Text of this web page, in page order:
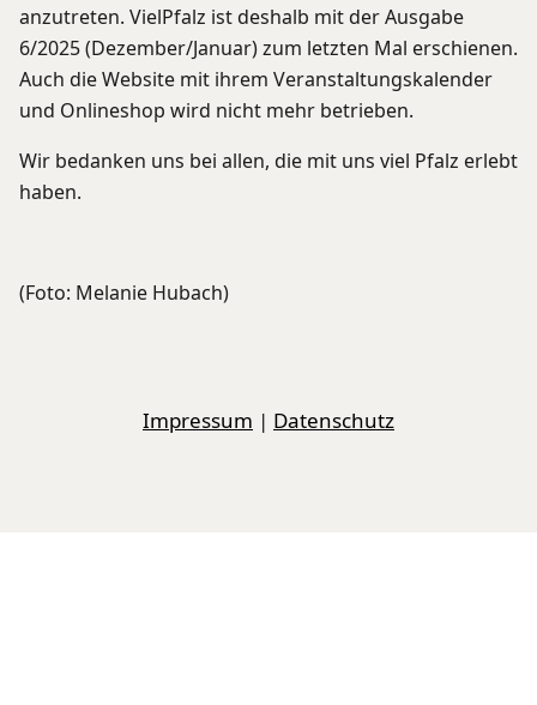
anzutreten. VielPfalz ist deshalb mit der Ausgabe
6/2025 (Dezember/Januar) zum letzten Mal erschienen.
Auch die Website mit ihrem Veranstaltungskalender
und Onlineshop wird nicht mehr betrieben.
Wir bedanken uns bei allen, die mit uns viel Pfalz erlebt
haben.
(Foto: Melanie Hubach)
Impressum | Datenschutz